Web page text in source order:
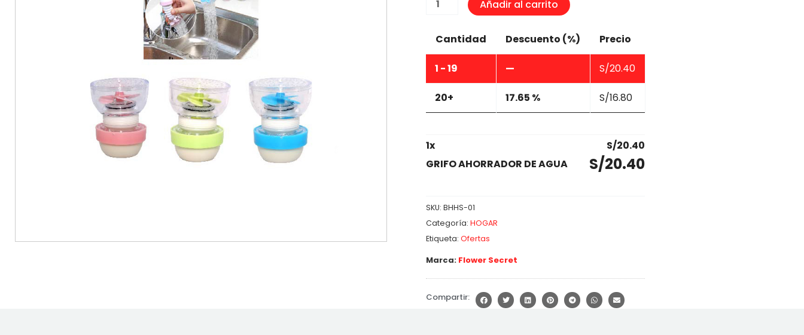
AHORRADOR
AGUA
cantidad
Añadir al carrito
Cantidad Descuento (%) Precio
1 - 19 — S/20.40
20+ 17.65 % S/16.80
1x S/20.40
GRIFO AHORRADOR DE AGUA
S/20.40
SKU: BHHS-01
Categoría: HOGAR
Etiqueta: Ofertas
Marca: Flower Secret
Compartir: